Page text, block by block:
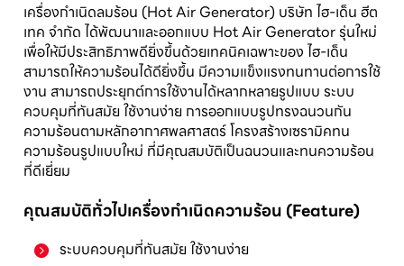
เครื่องกำเนิดลมร้อน (Hot Air Generator) บริษัท ไฮ-เด็น ฮีต
เทค จำกัด ได้พัฒนาและออกแบบ Hot Air Generator รุ่นใหม่
เพื่อให้มีประสิทธิภาพดียิ่งขึ้นด้วยเทคนิคเฉพาะของ ไฮ-เด็น
สามารถให้ความร้อนได้ดียิ่งขึ้น มีความแข็งแรงทนทานต่อการใช้
งาน สามารถประยุกต์การใช้งานได้หลากหลายรูปแบบ ระบบ
ควบคุมที่ทันสมัย ใช้งานง่าย การออกแบบรูปทรงฉนวนกัน
ความร้อนตามหลักอากาศพลศาสตร์ โครงสร้างเซรามิคทน
ความร้อนรูปแบบใหม่ ที่มีคุณสมบัติเป็นฉนวนและทนความร้อน
ที่ดีเยี่ยม
คุณสมบัติทั่วไปเครื่องกำเนิดความร้อน (Feature)
ระบบควบคุมที่ทันสมัย ใช้งานง่าย